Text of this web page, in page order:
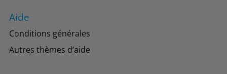
Aide
Conditions générales
Autres thèmes d’aide